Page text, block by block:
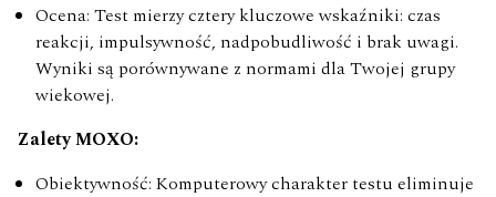
Ocena: Test mierzy cztery kluczowe wskaźniki: czas
reakcji, impulsywność, nadpobudliwość i brak uwagi.
Wyniki są porównywane z normami dla Twojej grupy
wiekowej.
Zalety MOXO:
Obiektywność: Komputerowy charakter testu eliminuje